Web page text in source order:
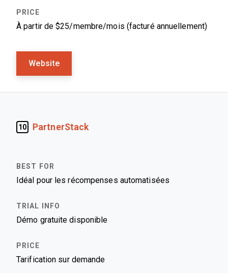
À partir de $25/membre/mois (facturé annuellement)
Website
10 PartnerStack
Idéal pour les récompenses automatisées
Démo gratuite disponible
Tarification sur demande